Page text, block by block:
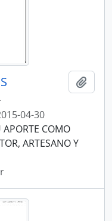
·
04-30
APORTE COMO
ARTESANO Y